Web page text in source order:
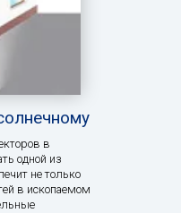
в
одной из
не только
в ископаемом